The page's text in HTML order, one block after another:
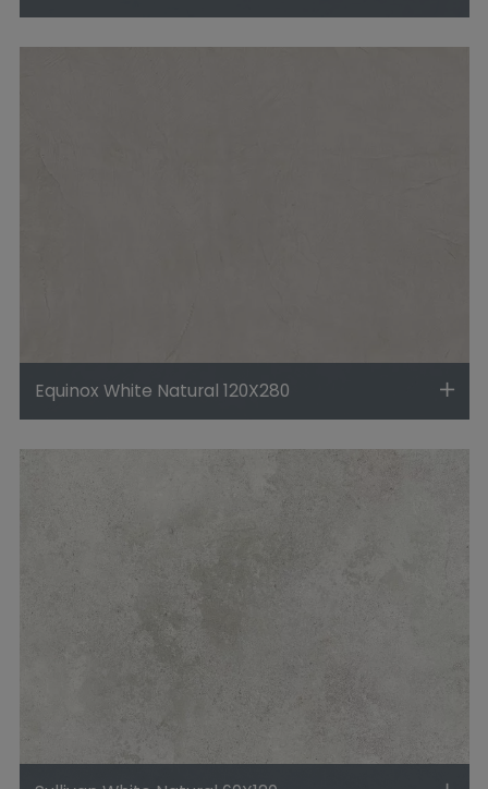
Equinox White Natural 120X280